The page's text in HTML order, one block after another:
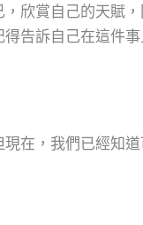
欣賞自己的天賦
告訴自己在這件事
在，我們已經知